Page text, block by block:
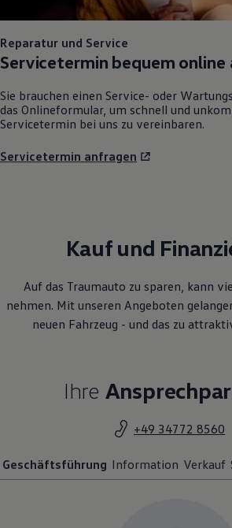
Reparatur und Service
Servicetermin bequem online
Sie brauchen einen Service- oder
das Onlineformular, um schnell und
Servicetermin bei uns zu vereinbaren.
Servicetermin anfragen
Kauf und
Auf das Traumauto zu sparen, kann
nehmen. Mit unseren Angeboten
neuen Fahrzeug - und das zu
Ihre
+49 34772 8560
Geschäftsführung Information Verkauf